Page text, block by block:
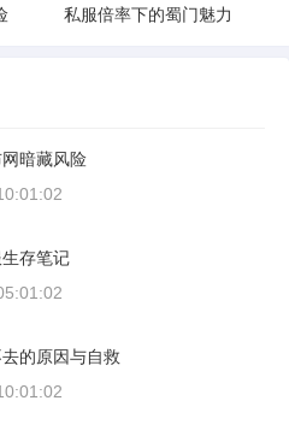
私服倍率下的蜀门魅力
暗藏风险
存笔记
的原因与自救